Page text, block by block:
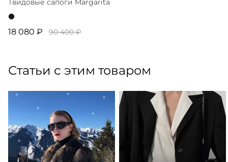
Твидовые сапоги Margarita
18 080 ₽ 90 400 ₽
Статьи с этим товаром